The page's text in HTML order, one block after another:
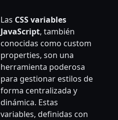
Las CSS variables
JavaScript, también
conocidas como custom
properties, son una
herramienta poderosa
para gestionar estilos de
forma centralizada y
dinámica. Estas
variables, definidas con